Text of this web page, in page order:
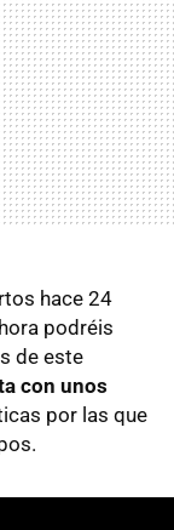
hace 24
podréis
de este
con unos
por las que